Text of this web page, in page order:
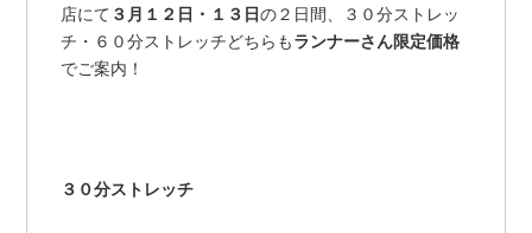
店にて ３月１２日・１３日の２日間、３０分ストレッ
チ・６０分ストレッチどちらもランナーさん限定価格
でご案内！
３０分ストレッチ